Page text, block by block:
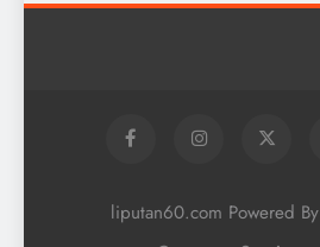
liputan60.com Powered By